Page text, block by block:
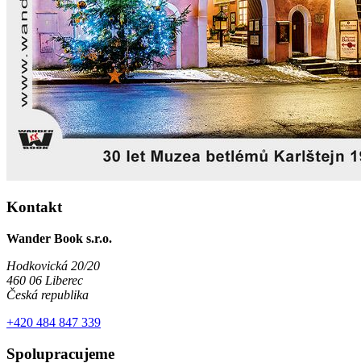
Kontakt
Wander Book s.r.o.
Hodkovická 20/20
460 06 Liberec
Česká republika
+420 484 847 339
Spolupracujeme